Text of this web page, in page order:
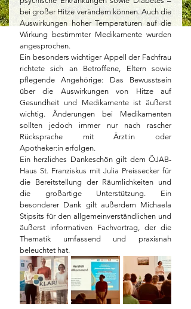
bei großer Hitze verändern können. Auch die
Auswirkungen hoher Temperaturen auf die
Wirkung bestimmter Medikamente wurden
angesprochen.
Ein besonders wichtiger Appell der Fachfrau
richtete sich an Betroffene, Eltern sowie
pflegende Angehörige: Das Bewusstsein
über die Auswirkungen von Hitze auf
Gesundheit und Medikamente ist äußerst
wichtig. Änderungen bei Medikamenten
sollten jedoch immer nur nach rascher
Rücksprache mit Ärzt:in oder
Apotheker:in erfolgen.
Ein herzliches Dankeschön gilt dem ÖJAB-
Haus St. Franziskus mit Julia Preissecker für
die Bereitstellung der Räumlichkeiten und
die großartige Unterstützung. Ein
besonderer Dank gilt außerdem Michaela
Stipsits für den allgemeinverständlichen und
äußerst informativen Fachvortrag, der die
Thematik umfassend und praxisnah
beleuchtet hat.